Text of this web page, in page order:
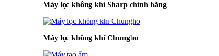
Máy lọc không khí Sharp chính hãng
Máy lọc không khí Chungho